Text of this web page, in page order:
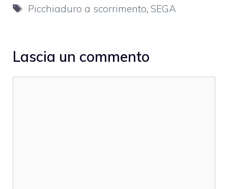
Tag
Picchiaduro a scorrimento,SEGA
Lascia un commento